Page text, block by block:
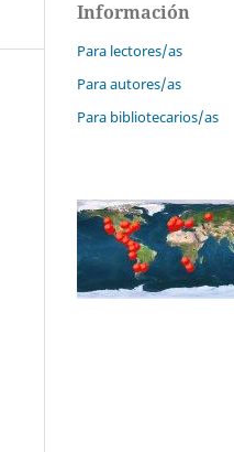
Información
Para lectores/as
Para autores/as
Para bibliotecarios/as